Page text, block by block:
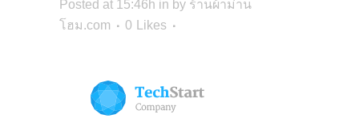
Posted at 15:46h in by ร้านผ้าม่าน
โฮม.com
0 Likes